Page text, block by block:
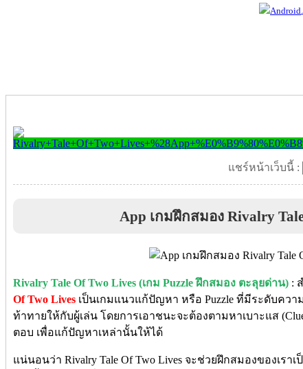
แชร์หน้าเว็บนี้ :
App เกมฝึกสมอง Rivalry
Rivalry Tale Of Two Lives (เกม Puzzle ฝึกสมอง ตะลุยด่าน) :
Of Two Lives เป็นเกมแนวแก้ปัญหา หรือ Puzzle ที่มีระดับควา
ท้าทายให้กับผู้เล่น โดยการเอาชนะจะต้องตามหาเบาะแส
ตอบ เพื่อแก้ปัญหาเหล่านั้นให้ได้
แน่นอนว่า Rivalry Tale Of Two Lives จะช่วยฝึกสมองของเร